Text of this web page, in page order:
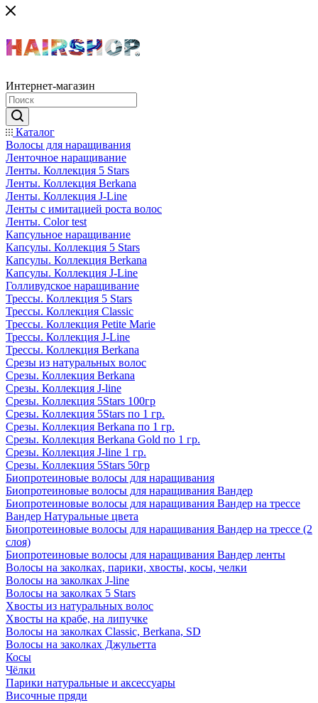
Интернет-магазин
Каталог
Волосы для наращивания
Ленточное наращивание
Ленты. Коллекция 5 Stars
Ленты. Коллекция Berkana
Ленты. Коллекция J-Line
Ленты с имитацией роста волос
Ленты. Color test
Капсульное наращивание
Капсулы. Коллекция 5 Stars
Капсулы. Коллекция Berkana
Капсулы. Коллекция J-Line
Голливудское наращивание
Трессы. Коллекция 5 Stars
Трессы. Коллекция Classic
Трессы. Коллекция Petite Marie
Трессы. Коллекция J-Line
Трессы. Коллекция Berkana
Срезы из натуральных волос
Срезы. Коллекция Berkana
Срезы. Коллекция J-line
Срезы. Коллекция 5Stars 100гр
Срезы. Коллекция 5Stars по 1 гр.
Срезы. Коллекция Berkana по 1 гр.
Срезы. Коллекция Berkana Gold по 1 гр.
Срезы. Коллекция J-line 1 гр.
Срезы. Коллекция 5Stars 50гр
Биопротеиновые волосы для наращивания
Биопротеиновые волосы для наращивания Вандер
Биопротеиновые волосы для наращивания Вандер на трессе
Вандер Натуральные цвета
Биопротеиновые волосы для наращивания Вандер на трессе (2
слоя)
Биопротеиновые волосы для наращивания Вандер ленты
Волосы на заколках, парики, хвосты, косы, челки
Волосы на заколках J-line
Волосы на заколках 5 Stars
Хвосты из натуральных волос
Хвосты на крабе, на липучке
Волосы на заколках Classic, Berkana, SD
Волосы на заколках Джульетта
Косы
Чёлки
Парики натуральные и аксессуары
Височные пряди